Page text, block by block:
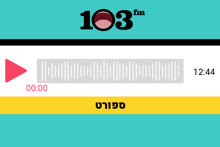
00:00
12:44
ספורט